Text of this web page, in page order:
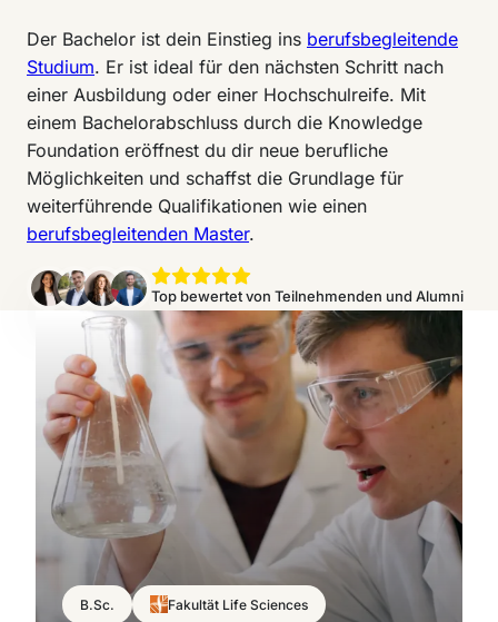
Der Bachelor ist dein Einstieg ins berufsbegleitende
Studium. Er ist ideal für den nächsten Schritt nach
einer Ausbildung oder einer Hochschulreife. Mit
einem Bachelorabschluss durch die Knowledge
Foundation eröffnest du dir neue berufliche
Möglichkeiten und schaffst die Grundlage für
weiterführende Qualifikationen wie einen
berufsbegleitenden Master.
Top bewertet von Teilnehmenden und Alumni
B.Sc. Fakultät Life Sciences